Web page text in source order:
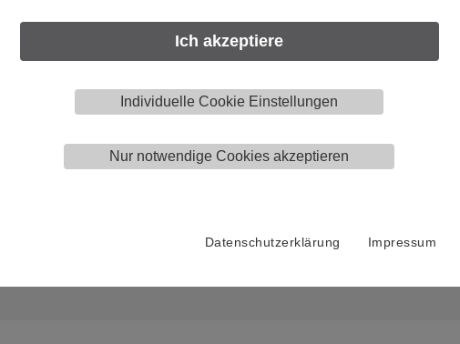
Ich akzeptiere
Individuelle Cookie Einstellungen
Nur notwendige Cookies akzeptieren
Datenschutzerklärung Impressum
+49 2056 18-0
contact@woelm.de
8:00
8:00